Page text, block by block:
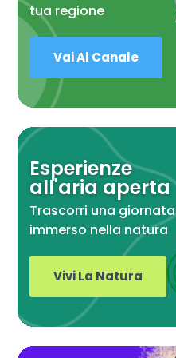
tua regione
Vai Al Canale
Esperienze
all'aria aperta
Trascorri una giornata
immerso nella natura
Vivi La Natura